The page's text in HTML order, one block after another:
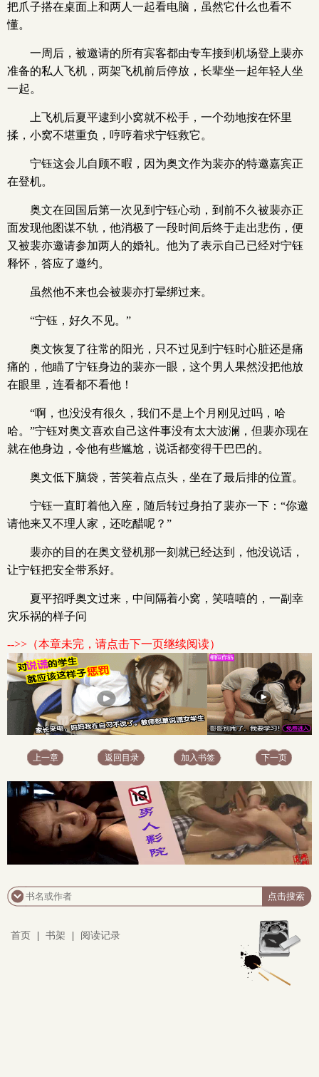
把爪子搭在桌面上和两人一起看电脑，虽然它什么也看不
懂。
一周后，被邀请的所有宾客都由专车接到机场登上裴亦
准备的私人飞机，两架飞机前后停放，长辈坐一起年轻人坐
一起。
上飞机后夏平逮到小窝就不松手，一个劲地按在怀里
揉，小窝不堪重负，哼哼着求宁钰救它。
宁钰这会儿自顾不暇，因为奥文作为裴亦的特邀嘉宾正
在登机。
奥文在回国后第一次见到宁钰心动，到前不久被裴亦正
面发现他图谋不轨，他消极了一段时间后终于走出悲伤，便
又被裴亦邀请参加两人的婚礼。他为了表示自己已经对宁钰
释怀，答应了邀约。
虽然他不来也会被裴亦打晕绑过来。
“宁钰，好久不见。”
奥文恢复了往常的阳光，只不过见到宁钰时心脏还是痛
痛的，他瞄了宁钰身边的裴亦一眼，这个男人果然没把他放
在眼里，连看都不看他！
“啊，也没没有很久，我们不是上个月刚见过吗，哈
哈。”宁钰对奥文喜欢自己这件事没有太大波澜，但裴亦现在
就在他身边，令他有些尴尬，说话都变得干巴巴的。
奥文低下脑袋，苦笑着点点头，坐在了最后排的位置。
宁钰一直盯着他入座，随后转过身拍了裴亦一下：“你邀
请他来又不理人家，还吃醋呢？”
裴亦的目的在奥文登机那一刻就已经达到，他没说话，
让宁钰把安全带系好。
夏平招呼奥文过来，中间隔着小窝，笑嘻嘻的，一副幸
灾乐祸的样子问
-->>（本章未完，请点击下一页继续阅读）
上一章 返回目录 加入书签 下一页
首页 书架 阅读记录